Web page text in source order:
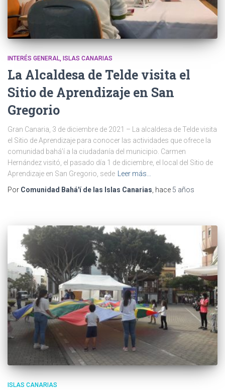
INTERÉS GENERAL ISLAS CANARIAS
La Alcaldesa de Telde visita el
Sitio de Aprendizaje en San
Gregorio
Gran Canaria, 3 de diciembre de 2021 – La alcaldesa de Telde visita
el Sitio de Aprendizaje para conocer las actividades que ofrece la
comunidad bahá’í a la ciudadanía del municipio. Carmen
Hernández visitó, el pasado día 1 de diciembre, el local del Sitio de
Aprendizaje en San Gregorio, sede
Leer más…
Por Comunidad Bahá'í de las Islas Canarias , hace 5 años
ISLAS CANARIAS